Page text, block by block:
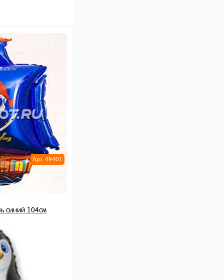
Арт: 49401
синий 104см